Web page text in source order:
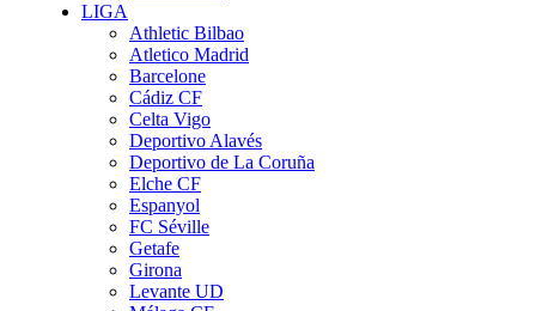
LIGA
Athletic Bilbao
Atletico Madrid
Barcelone
Cádiz CF
Celta Vigo
Deportivo Alavés
Deportivo de La Coruña
Elche CF
Espanyol
FC Séville
Getafe
Girona
Levante UD